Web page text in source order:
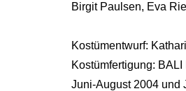
Birgit Paulsen, Eva
Kostümentwurf:
Kostümfertigung:
Juni-August 2004 und